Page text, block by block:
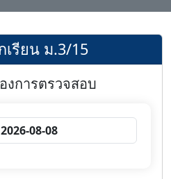
รียน ม.3/15
งการตรวจสอบ